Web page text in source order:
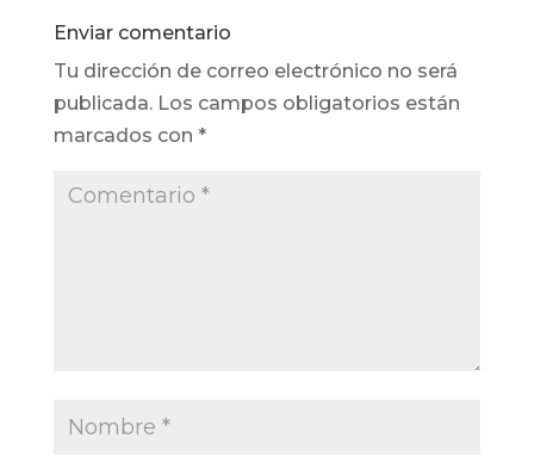
Enviar comentario
Tu dirección de correo electrónico no será
publicada. Los campos obligatorios están
marcados con *